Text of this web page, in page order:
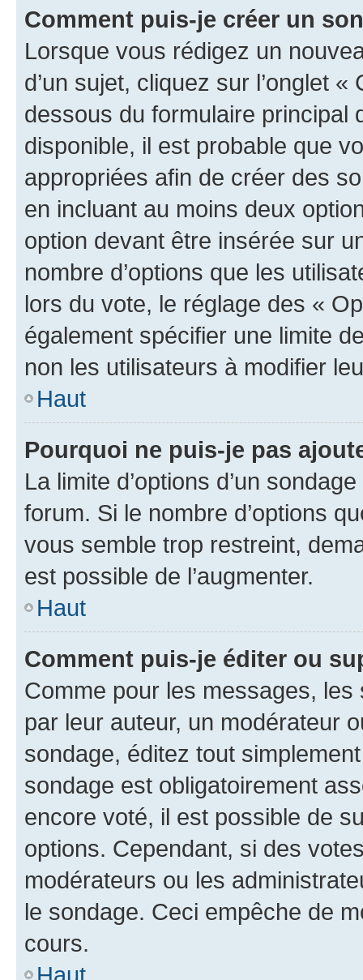
Comment puis-je créer un
Lorsque vous rédigez un
d’un sujet, cliquez sur l’onglet
dessous du formulaire principal
disponible, il est probable que
appropriées afin de créer des
en incluant au moins deux
option devant être insérée sur
nombre d’options que les
lors du vote, le réglage des «
également spécifier une limite
non les utilisateurs à modifier
Haut
Pourquoi ne puis-je pas
La limite d’options d’un
forum. Si le nombre d’options
vous semble trop restreint,
est possible de l’augmenter.
Haut
Comment puis-je éditer ou
Comme pour les messages,
par leur auteur, un modérateur
sondage, éditez tout
sondage est obligatoirement
encore voté, il est possible de
options. Cependant, si des
modérateurs ou les
le sondage. Ceci empêche de
cours.
Haut